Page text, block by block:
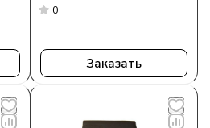
0
Заказать